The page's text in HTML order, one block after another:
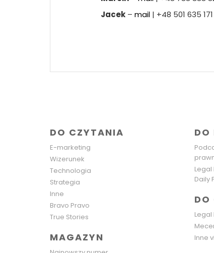
Jacek – mail | +48 501 635 171
DO CZYTANIA
E-marketing
Wizerunek
Technologia
Strategia
Inne
Bravo Pravo
True Stories
MAGAZYN
DO
Daily
DO
Inne